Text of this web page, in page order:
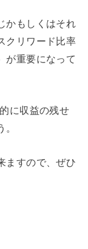
かもしくはそれ
クリワード比率
が重要になって
に収益の残せ
ますので、ぜひ